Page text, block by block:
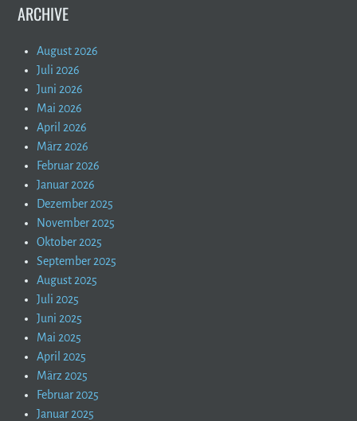
ARCHIVE
August 2026
Juli 2026
Juni 2026
Mai 2026
April 2026
März 2026
Februar 2026
Januar 2026
Dezember 2025
November 2025
Oktober 2025
September 2025
August 2025
Juli 2025
Juni 2025
Mai 2025
April 2025
März 2025
Februar 2025
Januar 2025